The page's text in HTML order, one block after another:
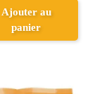
Ajouter au
panier